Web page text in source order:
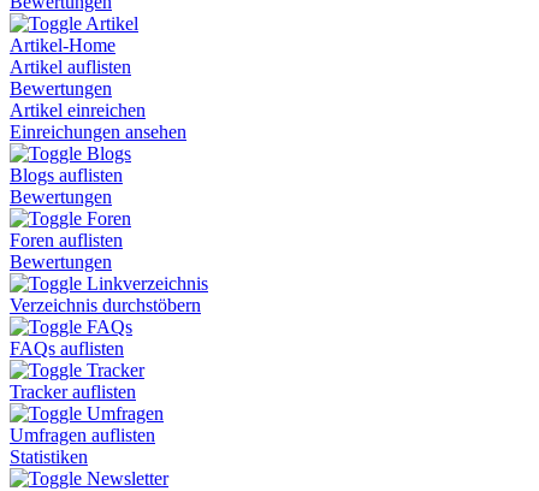
Artikel
Artikel-Home
Artikel auflisten
Bewertungen
Artikel einreichen
Einreichungen ansehen
Blogs
Blogs auflisten
Bewertungen
Foren
Foren auflisten
Bewertungen
Linkverzeichnis
Verzeichnis durchstöbern
FAQs
FAQs auflisten
Tracker
Tracker auflisten
Umfragen
Umfragen auflisten
Statistiken
Newsletter